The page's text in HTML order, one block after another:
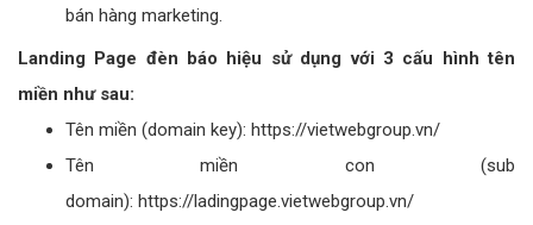
bán hàng marketing.
Landing Page đèn báo hiệu sử dụng với 3 cấu hình tên
miền như sau:
Tên miền (domain key): https://vietwebgroup.vn/
Tên miền con (sub
domain): https://ladingpage.vietwebgroup.vn/